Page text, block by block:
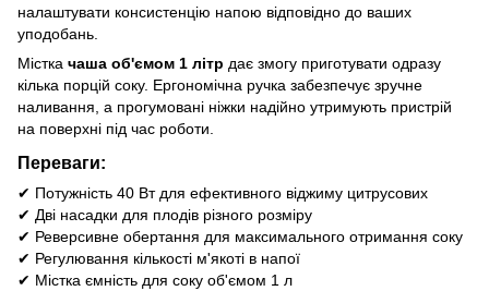
налаштувати консистенцію напою відповідно до ваших
уподобань.
Містка чаша об'ємом 1 літр дає змогу приготувати одразу
кілька порцій соку. Ергономічна ручка забезпечує зручне
наливання, а прогумовані ніжки надійно утримують пристрій
на поверхні під час роботи.
Переваги:
✔ Потужність 40 Вт для ефективного віджиму цитрусових
✔ Дві насадки для плодів різного розміру
✔ Реверсивне обертання для максимального отримання соку
✔ Регулювання кількості м'якоті в напої
✔ Містка ємність для соку об'ємом 1 л